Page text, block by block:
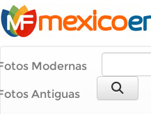
Modernas
Antiguas